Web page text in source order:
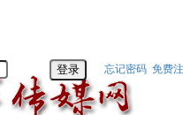
忘记密码 免费